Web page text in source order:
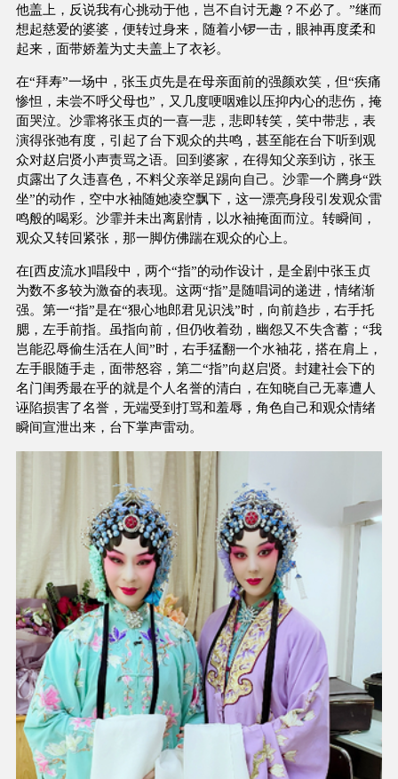
他盖上，反说我有心挑动于他，岂不自讨无趣？不必了。”继而
想起慈爱的婆婆，便转过身来，随着小锣一击，眼神再度柔和
起来，面带娇羞为丈夫盖上了衣衫。
在“拜寿”一场中，张玉贞先是在母亲面前的强颜欢笑，但“疾痛
惨怛，未尝不呼父母也”，又几度哽咽难以压抑内心的悲伤，掩
面哭泣。沙霏将张玉贞的一喜一悲，悲即转笑，笑中带悲，表
演得张弛有度，引起了台下观众的共鸣，甚至能在台下听到观
众对赵启贤小声责骂之语。回到婆家，在得知父亲到访，张玉
贞露出了久违喜色，不料父亲举足踢向自己。沙霏一个腾身“跌
坐”的动作，空中水袖随她凌空飘下，这一漂亮身段引发观众雷
鸣般的喝彩。沙霏并未出离剧情，以水袖掩面而泣。转瞬间，
观众又转回紧张，那一脚仿佛踹在观众的心上。
在[西皮流水]唱段中，两个“指”的动作设计，是全剧中张玉贞
为数不多较为激奋的表现。这两“指”是随唱词的递进，情绪渐
强。第一“指”是在“狠心地郎君见识浅”时，向前趋步，右手托
腮，左手前指。虽指向前，但仍收着劲，幽怨又不失含蓄；“我
岂能忍辱偷生活在人间”时，右手猛翻一个水袖花，搭在肩上，
左手眼随手走，面带怒容，第二“指”向赵启贤。封建社会下的
名门闺秀最在乎的就是个人名誉的清白，在知晓自己无辜遭人
诬陷损害了名誉，无端受到打骂和羞辱，角色自己和观众情绪
瞬间宣泄出来，台下掌声雷动。